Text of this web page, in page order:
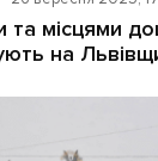
Прес-
Фото/
та місцями
на